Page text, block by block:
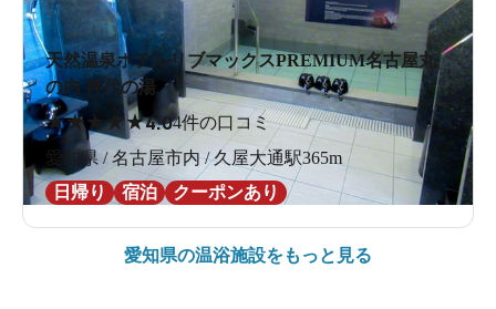
天然温泉ホテルリブマックスPREMIUM名古屋丸
の内 神代の湯
★★★★★4.04件の口コミ
愛知県 / 名古屋市内 / 久屋大通駅365m
日帰り
宿泊 クーポンあり
愛知県の温浴施設をもっと見る